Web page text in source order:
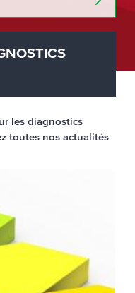
les diagnostics
toutes nos actualités